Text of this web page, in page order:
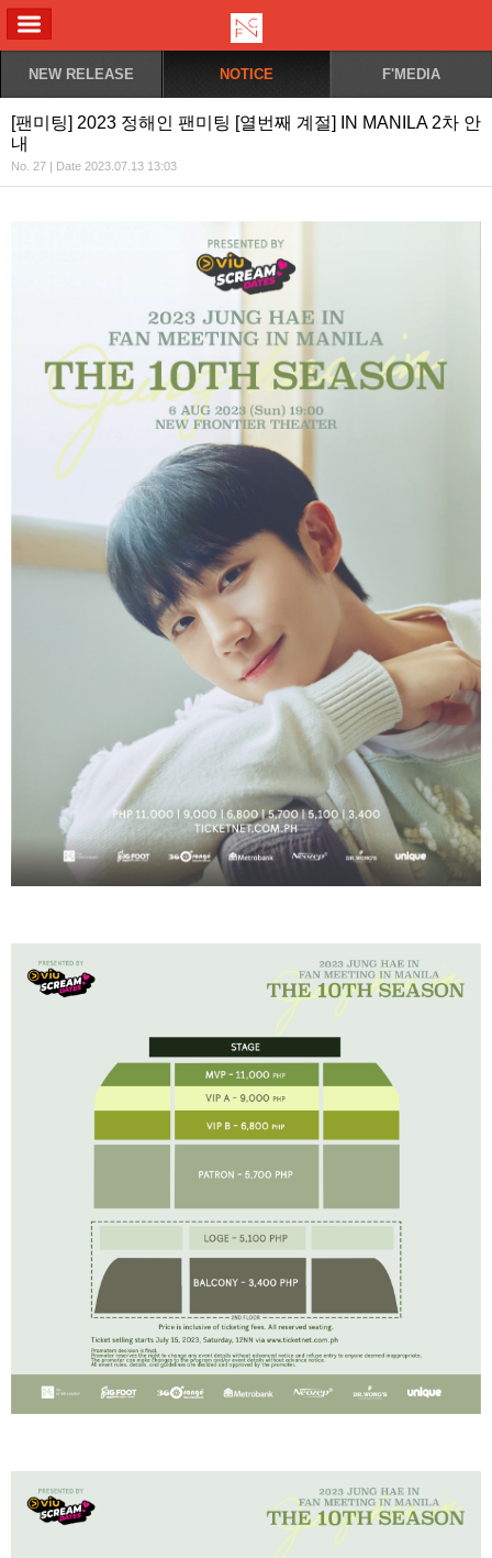
NEW RELEASE NOTICE F'MEDIA
[팬미팅] 2023 정해인 팬미팅 [열번째 계절] IN MANILA 2차 안
내
No. 27 | Date 2023.07.13 13:03